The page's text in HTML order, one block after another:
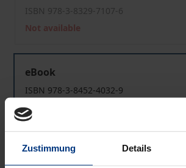
Zustimmung Details
ISBN 978-3-8329-7107-6
Not available
eBook
ISBN 978-3-8452-4032-9
Available
Prices include VAT. Depending on the
may vary at checkout.